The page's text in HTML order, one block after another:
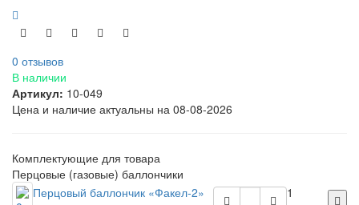
0 отзывов
В наличии
Артикул: 10-049
Цена и наличие актуальны на 08-08-2026
Комплектующие для товара
Перцовые (газовые) баллончики
Перцовый баллончик «Факел-2»
1